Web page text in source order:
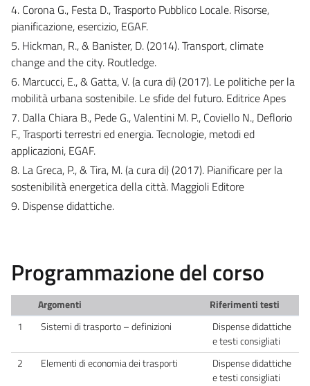
4. Corona G., Festa D., Trasporto Pubblico Locale. Risorse,
pianificazione, esercizio, EGAF.
5. Hickman, R., & Banister, D. (2014). Transport, climate
change and the city. Routledge.
6. Marcucci, E., & Gatta, V. (a cura di) (2017). Le politiche per la
mobilità urbana sostenibile. Le sfide del futuro. Editrice Apes
7. Dalla Chiara B., Pede G., Valentini M. P., Coviello N., Deflorio
F., Trasporti terrestri ed energia. Tecnologie, metodi ed
applicazioni, EGAF.
8. La Greca, P., & Tira, M. (a cura di) (2017). Pianificare per la
sostenibilità energetica della città. Maggioli Editore
9. Dispense didattiche.
Programmazione del corso
Argomenti
Riferimenti testi
1
Sistemi di trasporto – definizioni
Dispense didattiche
e testi consigliati
2
Elementi di economia dei trasporti
Dispense didattiche
e testi consigliati